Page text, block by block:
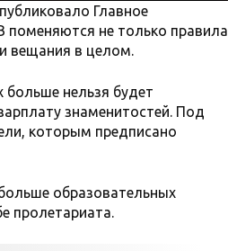
Главное
поменяются не только правила
вещания в целом.
нельзя будет
знаменитостей. Под
которым предписано
образовательных
пролетариата.